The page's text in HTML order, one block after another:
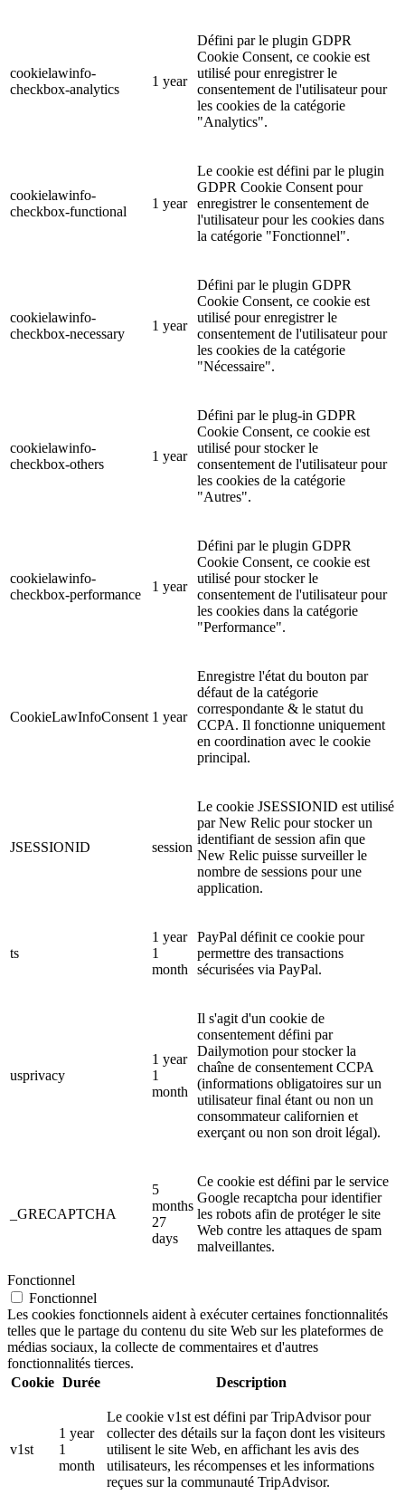
cookielawinfo-
checkbox-analytics
1 year
Défini par le plugin GDPR
Cookie Consent, ce cookie est
utilisé pour enregistrer le
consentement de l'utilisateur pour
les cookies de la catégorie
"Analytics".
cookielawinfo-
checkbox-functional
1 year
Le cookie est défini par le plugin
GDPR Cookie Consent pour
enregistrer le consentement de
l'utilisateur pour les cookies dans
la catégorie "Fonctionnel".
cookielawinfo-
checkbox-necessary
1 year
Défini par le plugin GDPR
Cookie Consent, ce cookie est
utilisé pour enregistrer le
consentement de l'utilisateur pour
les cookies de la catégorie
"Nécessaire".
cookielawinfo-
checkbox-others
1 year
Défini par le plug-in GDPR
Cookie Consent, ce cookie est
utilisé pour stocker le
consentement de l'utilisateur pour
les cookies de la catégorie
"Autres".
cookielawinfo-
checkbox-performance
1 year
Défini par le plugin GDPR
Cookie Consent, ce cookie est
utilisé pour stocker le
consentement de l'utilisateur pour
les cookies dans la catégorie
"Performance".
CookieLawInfoConsent 1 year
Enregistre l'état du bouton par
défaut de la catégorie
correspondante & le statut du
CCPA. Il fonctionne uniquement
en coordination avec le cookie
principal.
JSESSIONID session
Le cookie JSESSIONID est utilisé
par New Relic pour stocker un
identifiant de session afin que
New Relic puisse surveiller le
nombre de sessions pour une
application.
ts
1 year
1
month
PayPal définit ce cookie pour
permettre des transactions
sécurisées via PayPal.
usprivacy
1 year
1
month
Il s'agit d'un cookie de
consentement défini par
Dailymotion pour stocker la
chaîne de consentement CCPA
(informations obligatoires sur un
utilisateur final étant ou non un
consommateur californien et
exerçant ou non son droit légal).
_GRECAPTCHA
5
months
27
days
Ce cookie est défini par le service
Google recaptcha pour identifier
les robots afin de protéger le site
Web contre les attaques de spam
malveillantes.
Fonctionnel
Fonctionnel
Les cookies fonctionnels aident à exécuter certaines fonctionnalités
telles que le partage du contenu du site Web sur les plateformes de
médias sociaux, la collecte de commentaires et d'autres
fonctionnalités tierces.
Cookie Durée Description
v1st
1 year
1
month
Le cookie v1st est défini par TripAdvisor pour
collecter des détails sur la façon dont les visiteurs
utilisent le site Web, en affichant les avis des
utilisateurs, les récompenses et les informations
reçues sur la communauté TripAdvisor.